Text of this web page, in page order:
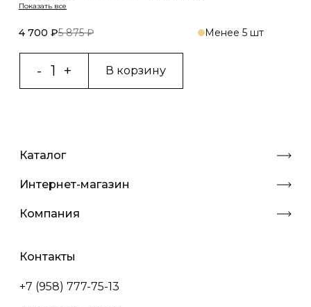
200x300 см
160х300 см 80х120 см
4 700 ₽5 875 ₽ Менее 5 шт
В корзину
Каталог
Интернет-магазин
Компания
Контакты
+7 (958) 777-75-13